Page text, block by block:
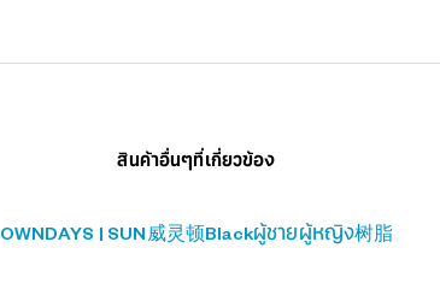
สินค้าอื่นๆที่เกี่ยวข้อง
OWNDAYS | SUN 威灵顿 Blackผู้ชาย ผู้หญิง树脂